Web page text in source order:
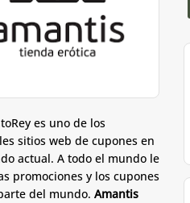
es uno de los
sitios web de cupones en
actual. A todo el mundo le
promociones y los cupones
del mundo. Amantis